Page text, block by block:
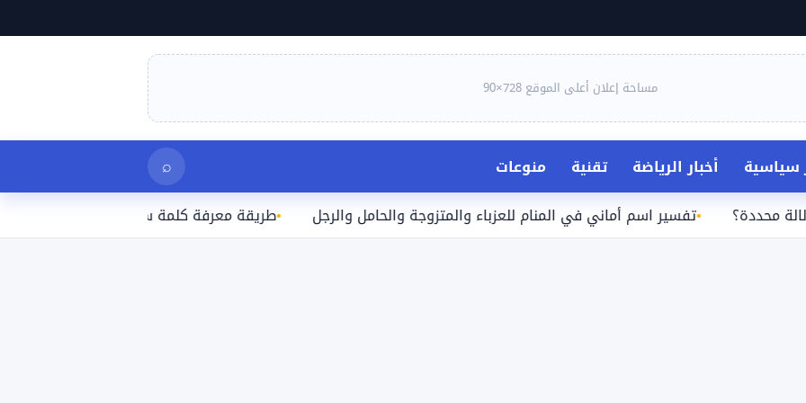
مساحة إعلان أعلى الموقع 728×90
سياسية أخبار الرياضة تقنية منوعات ⌕
تفسير اسم أماني في المنام للعزباء والمتزوجة والحامل والرجل طريقة معرفة كلمة سر الواي فاي المتصل بها على